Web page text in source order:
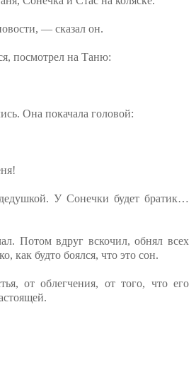
— сказал он.
посмотрел на Таню:
Она покачала головой:
У Сонечки будет братик…
Потом вдруг вскочил, обнял всех
как будто боялся, что это сон.
от облегчения, от того, что его